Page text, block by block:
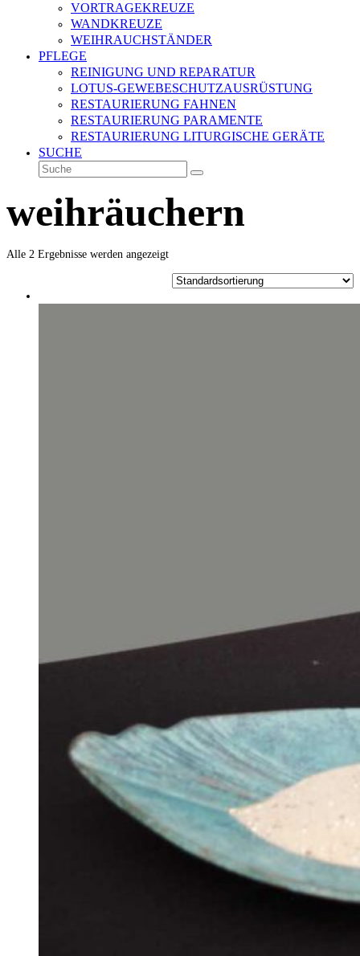
VORTRAGEKREUZE
WANDKREUZE
WEIHRAUCHSTÄNDER
PFLEGE
REINIGUNG UND REPARATUR
LOTUS-GEWEBESCHUTZAUSRÜSTUNG
RESTAURIERUNG FAHNEN
RESTAURIERUNG PARAMENTE
RESTAURIERUNG LITURGISCHE GERÄTE
SUCHE
Suche
Senden
weihräuchern
Alle 2 Ergebnisse werden angezeigt